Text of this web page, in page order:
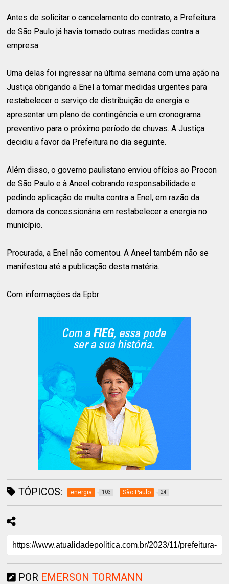
Antes de solicitar o cancelamento do contrato, a Prefeitura
de São Paulo já havia tomado outras medidas contra a
empresa.
Uma delas foi ingressar na última semana com uma ação na
Justiça obrigando a Enel a tomar medidas urgentes para
restabelecer o serviço de distribuição de energia e
apresentar um plano de contingência e um cronograma
preventivo para o próximo período de chuvas. A Justiça
decidiu a favor da Prefeitura no dia seguinte.
Além disso, o governo paulistano enviou ofícios ao Procon
de São Paulo e à Aneel cobrando responsabilidade e
pedindo aplicação de multa contra a Enel, em razão da
demora da concessionária em restabelecer a energia no
município.
Procurada, a Enel não comentou. A Aneel também não se
manifestou até a publicação desta matéria.
Com informações da Epbr
TÓPICOS: energia 103 São Paulo 24
POR EMERSON TORMANN